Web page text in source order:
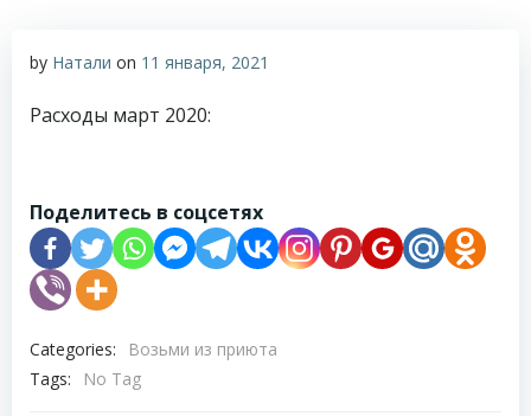
by Натали on 11 января, 2021
Расходы март 2020:
Поделитесь в соцсетях
Categories:
Возьми из приюта
Tags:
No Tag